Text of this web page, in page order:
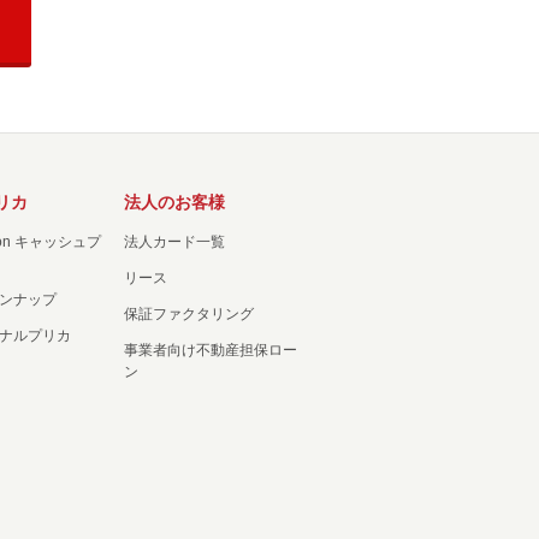
カ
キャッシュプ
ナップ
ルプリカ
法人のお客様
法人カード一覧
リース
保証ファクタリング
事業者向け不動産担保ロー
ン